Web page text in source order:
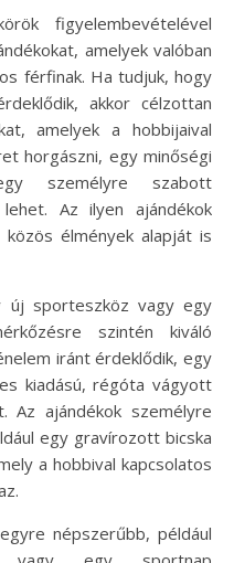
figyelembevételével
amelyek valóban
férfinak. Ha tudjuk, hogy
akkor célzottan
amelyek a hobbijaival
horgászni, egy minőségi
személyre szabott
Az ilyen ajándékok
közös élmények alapját is
új sporteszköz vagy egy
szintén kiváló
iránt érdeklődik, egy
kiadású, régóta vágyott
Az ajándékok személyre
egy gravírozott bicska
a hobbival kapcsolatos
népszerűbb, például